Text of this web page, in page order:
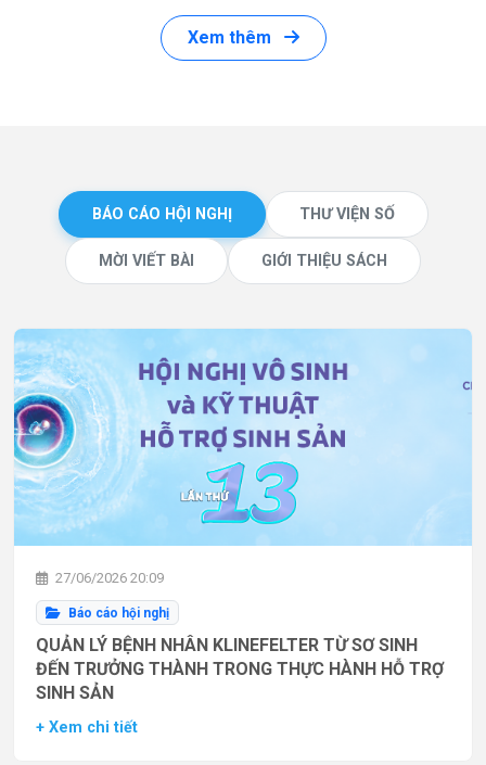
Xem thêm
BÁO CÁO HỘI NGHỊ THƯ VIỆN SỐ
MỜI VIẾT BÀI GIỚI THIỆU SÁCH
27/06/2026 20:09
Báo cáo hội nghị
QUẢN LÝ BỆNH NHÂN KLINEFELTER TỪ SƠ SINH
ĐẾN TRƯỞNG THÀNH TRONG THỰC HÀNH HỖ TRỢ
SINH SẢN
+ Xem chi tiết